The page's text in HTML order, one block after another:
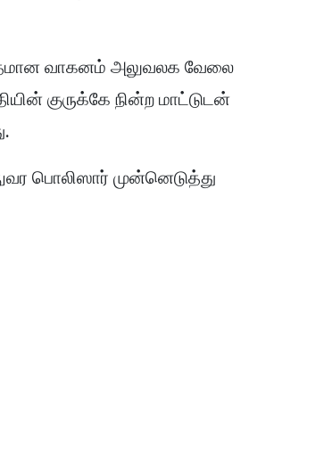
வாகனம் அலுவலக வேலை
குருக்கே நின்ற மாட்டுடன்
பொலிஸார் முன்னெடுத்து